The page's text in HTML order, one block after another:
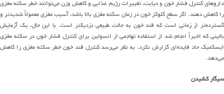
داروهای کنترل فشار خون و دیابت، تغییرات رژیم غذایی و کاهش وزنمیتوانندخطر سکته مغزی
را کاهش دهند. اگر سطح گلوکز خون در زمان سکته مغزی بالا باشد، آسیب مغزی معمولاً شدیدتر و
گستردهتر از زمانی است که قند خون به حالت طبیعی نزدیکتر است. با این حال، یک آزمایش
بالینیکه اخیراًانجام شد از استفاده تهاجمی از انسولین برای کنترل فشار خون در سکته مغزی
ایسکمیک حاد فایده‌ایگزارش نکرد. به نظرمیرسدکنترل قند خون خطر سکته مغزی را کاهش
میدهد.
سیگار کشیدن